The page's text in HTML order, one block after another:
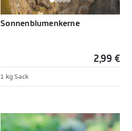
Sonnenblumenkerne
2,99 €
1 kg Sack